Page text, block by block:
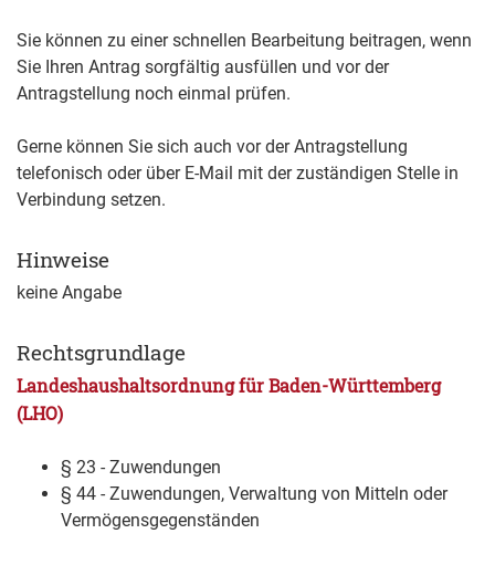
Sie können zu einer schnellen Bearbeitung beitragen, wenn
Sie Ihren Antrag sorgfältig ausfüllen und vor der
Antragstellung noch einmal prüfen.
Gerne können Sie sich auch vor der Antragstellung
telefonisch oder über E-Mail mit der zuständigen Stelle in
Verbindung setzen.
Hinweise
keine Angabe
Rechtsgrundlage
Landeshaushaltsordnung für Baden-Württemberg
(LHO)
§ 23 - Zuwendungen
§ 44 - Zuwendungen, Verwaltung von Mitteln oder
Vermögensgegenständen